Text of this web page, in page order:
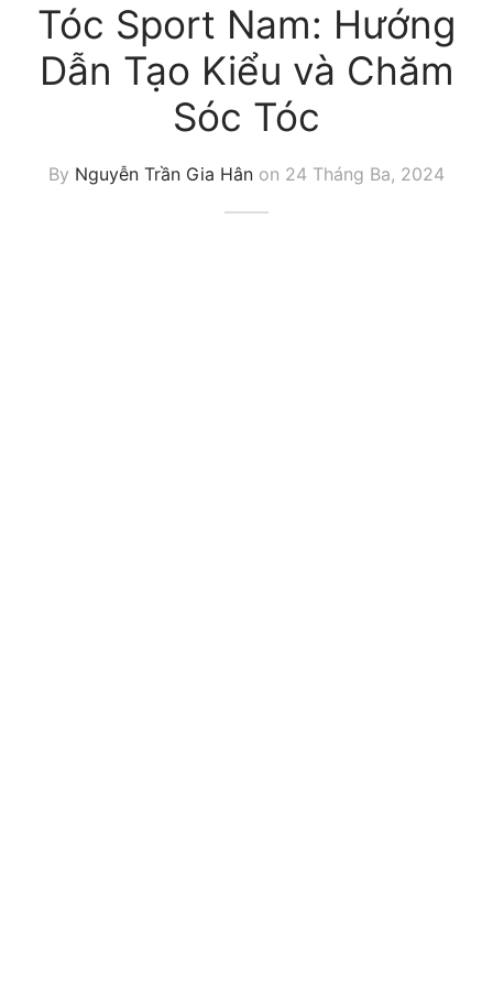
Tóc Sport Nam: Hướng
Dẫn Tạo Kiểu và Chăm
Sóc Tóc
By Nguyễn Trần Gia Hân on 24 Tháng Ba, 2024